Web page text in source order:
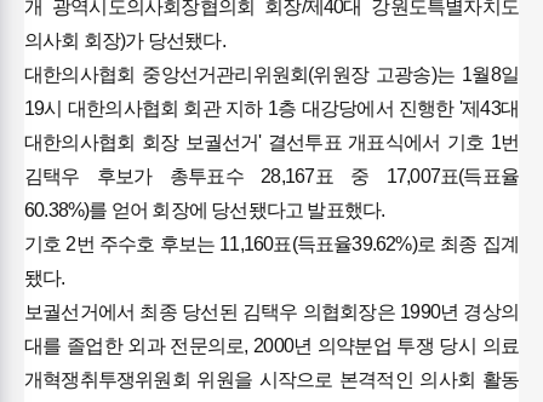
개 광역시도의사회장협의회 회장/제40대 강원도특별자치도
의사회 회장)가 당선됐다.
대한의사협회 중앙선거관리위원회(위원장 고광송)는 1월8일
19시 대한의사협회 회관 지하 1층 대강당에서 진행한 '제43대
대한의사협회 회장 보궐선거' 결선투표 개표식에서 기호 1번
김택우 후보가 총투표수 28,167표 중 17,007표(득표율
60.38%)를 얻어 회장에 당선됐다고 발표했다.
기호 2번 주수호 후보는 11,160표(득표율39.62%)로 최종 집계
됐다.
보궐선거에서 최종 당선된 김택우 의협회장은 1990년 경상의
대를 졸업한 외과 전문의로, 2000년 의약분업 투쟁 당시 의료
개혁쟁취투쟁위원회 위원을 시작으로 본격적인 의사회 활동